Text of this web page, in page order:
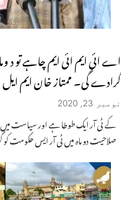
اے ائی ایم ائی ایم چاہے تو د
گرادے گی۔ ممتاز خان ایم
نومبر 23, 2020
کے ٹی آر ایک طوطا ہے اور سیاست میں
صلاحیت دو ماہ میں ٹی آر ایس حکومت